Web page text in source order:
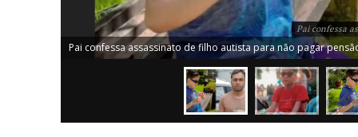
Pai confessa
Pai confessa assassinato de filho autista para não pagar